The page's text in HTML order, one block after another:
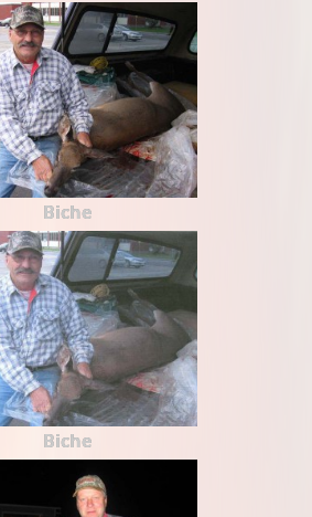
Biche
Biche